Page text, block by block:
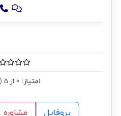
امتیاز:
پروفایل مشاوره